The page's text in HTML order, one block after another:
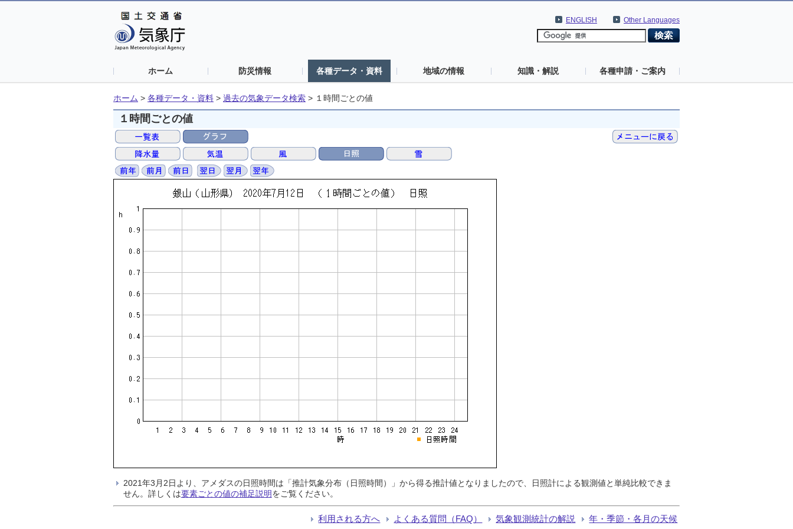
Other Languages
ENGLISH
ホーム 防災情報 各種データ・資料 地域の情報 知識・解説 各種申請・ご案内
ホーム > 各種データ・資料 > 過去の気象データ検索 > １時間ごとの値
１時間ごとの値
2021年3月2日より、アメダスの日照時間は「推計気象分布（日照時間）」から得る推計値となりましたので、日照計による観測値と単純比較できま
せん。詳しくは要素ごとの値の補足説明をご覧ください。
利用される方へ よくある質問（FAQ） 気象観測統計の解説 年・季節・各月の天候